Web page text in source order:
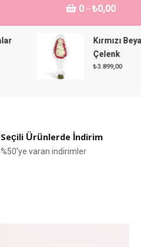
0 ₺0,00
Kırmızı Beyaz
Çelenk
3.899,00
Seçili Ürünlerde İndirim
%50'ye varan indirimler